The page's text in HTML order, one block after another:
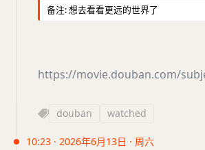
备注: 想去看看更远的世界了
https://movie.douban.com/
douban watched
10:23 · 2026年6月13日 · 周六